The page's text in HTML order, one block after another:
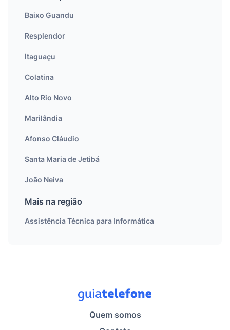
Baixo Guandu
Resplendor
Itaguaçu
Colatina
Alto Rio Novo
Marilândia
Afonso Cláudio
Santa Maria de Jetibá
João Neiva
Mais na região
Assistência Técnica para Informática
Quem somos